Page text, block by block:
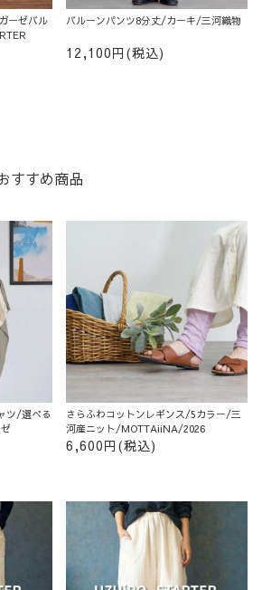
ーゼバル
バルーンパンツ8分丈/カーキ/三河織物
12,100円(税込)
すすめ商品
ツ/選べる
さらふわコットンレギンス/5カラー/三
河産ニット/MOTTAiiNA/2026
6,600円(税込)